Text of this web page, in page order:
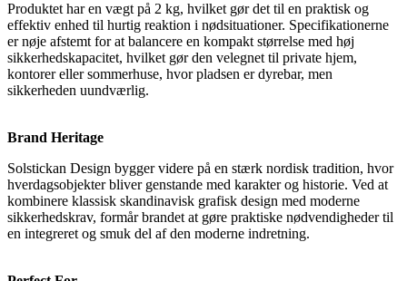
Produktet har en vægt på 2 kg, hvilket gør det til en praktisk og
effektiv enhed til hurtig reaktion i nødsituationer. Specifikationerne
er nøje afstemt for at balancere en kompakt størrelse med høj
sikkerhedskapacitet, hvilket gør den velegnet til private hjem,
kontorer eller sommerhuse, hvor pladsen er dyrebar, men
sikkerheden uundværlig.
Brand Heritage
Solstickan Design bygger videre på en stærk nordisk tradition, hvor
hverdagsobjekter bliver genstande med karakter og historie. Ved at
kombinere klassisk skandinavisk grafisk design med moderne
sikkerhedskrav, formår brandet at gøre praktiske nødvendigheder til
en integreret og smuk del af den moderne indretning.